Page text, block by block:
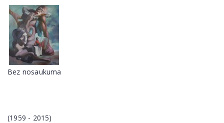
Bez nosaukuma
(1959 - 2015)